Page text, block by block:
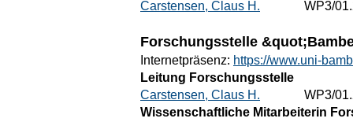
Carstensen, Claus H. WP3/
Forschungsstelle
Internetpräsenz: https://www.uni-
Leitung Forschungsstelle
Carstensen, Claus H.
WP3/
Wissenschaftliche Mitarbeiterin